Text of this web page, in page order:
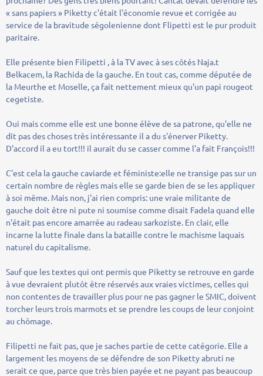
« sans papiers » Piketty c'était l'économie revue et corrigée au
service de la bravitude ségolenienne dont Flipetti est le pur produit
paritaire.
Elle présente bien Filipetti , à la TV avec à ses côtés Naja.t
Belkacem, la Rachida de la gauche. En tout cas, comme députée de
la Meurthe et Moselle, ça fait nettement mieux qu'un papi rougeot
cegetiste.
Oui mais comme elle est une bonne élève de sa patrone, qu'elle ne
dit pas des choses très intéressante il a du s'énerver Piketty.
D'accord il a eu tort!!! il aurait du se casser comme l'a fait François!!!
C'est cela la gauche caviarde et féministe:elle ne transige pas sur un
certain nombre de règles mais elle se garde bien de se les appliquer
à soi même. Mais non, j'ai rien compris: une vraie militante de
gauche doit être ni pute ni soumise comme disait Fadela quand elle
n'était pas encore amarrée au radeau sarkoziste. En clair, elle
incarne la lutte finale dans la bataille contre le machisme laquais
naturel du capitalisme.
Sauf que les textes qui ont permis que Piketty se retrouve en garde
à vue devraient plutôt être réservés aux vraies victimes, celles qui
non contentes de travailler plus pour ne pas gagner le SMIC, doivent
torcher leurs trois marmots et se prendre les coups de leur conjoint
au chômage.
Filipetti ne fait pas, que je saches partie de cette catégorie. Elle a
largement les moyens de se défendre de son Piketty abruti ne
serait ce que, parce que très bien payée et ne payant pas beaucoup